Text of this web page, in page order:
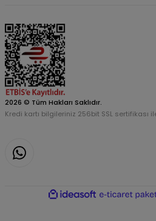
2026 © Tüm Hakları Saklıdır.
Kredi kartı bilgileriniz 256bit SSL sertifikası
ideasoft